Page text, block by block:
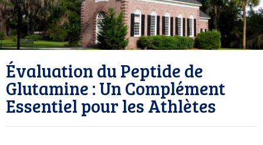
Évaluation du Peptide de
Glutamine : Un Complément
Essentiel pour les Athlètes